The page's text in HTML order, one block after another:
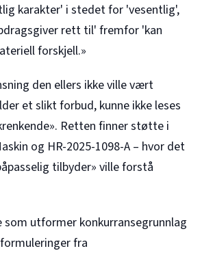
karakter' i stedet for 'vesentlig',
rett til' fremfor 'kan
forskjell.»
den ellers ikke ville vært
et slikt forbud, kunne ikke leses
Retten finner støtte i
og HR-2025-1098-A – hvor det
tilbyder» ville forstå
utformer konkurransegrunnlag
fra